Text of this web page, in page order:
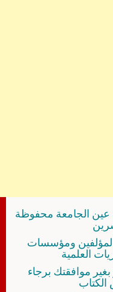
عين الجامعة محفوظة
ومؤسسات
العلمية
موافقتك برجاء
الكتاب